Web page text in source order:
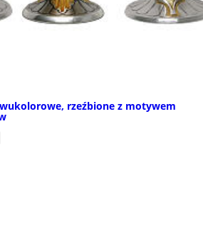
rzeźbione z motywem